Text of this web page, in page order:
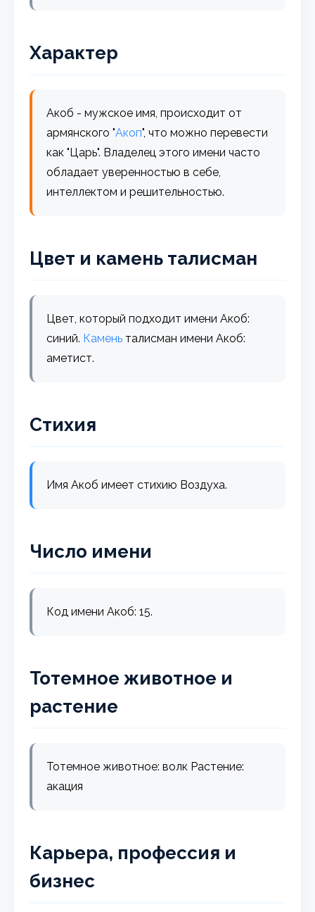
Характер
Акоб - мужское имя, происходит от
армянского "Акоп", что можно перевести
как "Царь". Владелец этого имени часто
обладает уверенностью в себе,
интеллектом и решительностью.
Цвет и камень талисман
Цвет, который подходит имени Акоб:
синий. Камень талисман имени Акоб:
аметист.
Стихия
Имя Акоб имеет стихию Воздуха.
Число имени
Код имени Акоб: 15.
Тотемное животное и
растение
Тотемное животное: волк Растение:
акация
Карьера, профессия и
бизнес